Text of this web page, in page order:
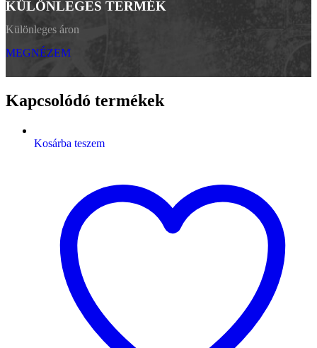
KÜLÖNLEGES TERMÉK
Különleges áron
MEGNÉZEM
Kapcsolódó termékek
Kosárba teszem